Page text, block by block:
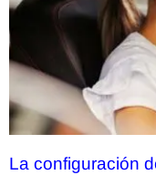
La configuración